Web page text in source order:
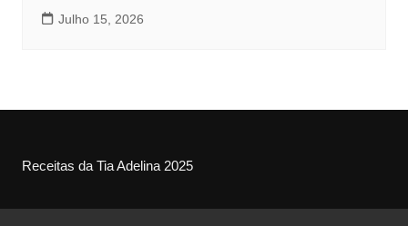
Julho 15, 2026
Receitas da Tia Adelina 2025